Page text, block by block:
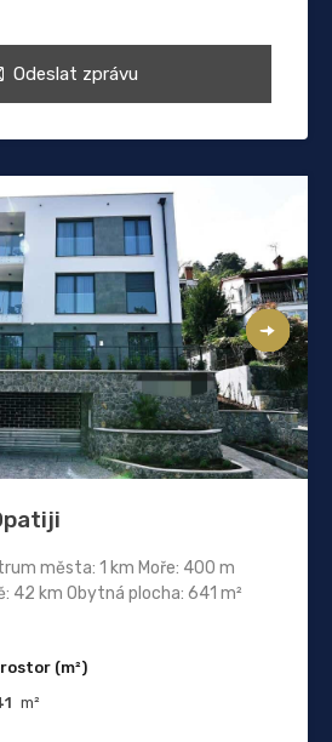
Odeslat zprávu
města: 1 km Moře: 400 m
42 km Obytná plocha: 641 m²
(m²)
m²